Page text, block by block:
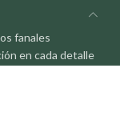
fanales
en cada detalle